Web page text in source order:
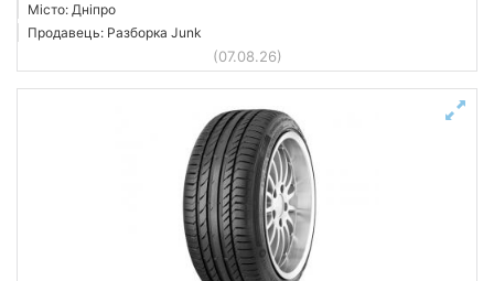
Місто: Дніпро
Продавець: Разборка Junk
(07.08.26)